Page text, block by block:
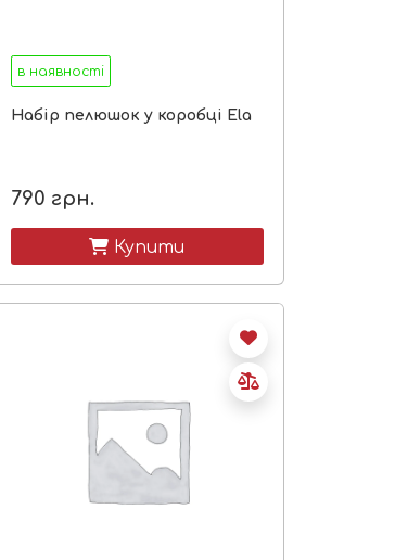
в наявності
Набір пелюшок у коробці Ela
790 грн.
 Купити